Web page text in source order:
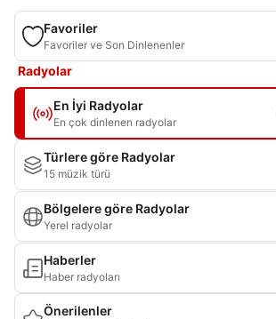
Favoriler
Favoriler ve Son Dinlenenler
Radyolar
En İyi Radyolar
En çok dinlenen radyolar
Türlere göre Radyolar
15 müzik türü
Bölgelere göre Radyolar
Yerel radyolar
Haberler
Haber radyoları
Önerilenler